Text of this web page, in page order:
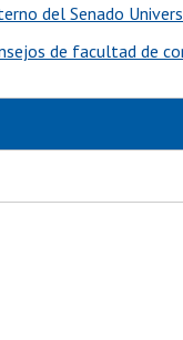
del Senado
de facultad de